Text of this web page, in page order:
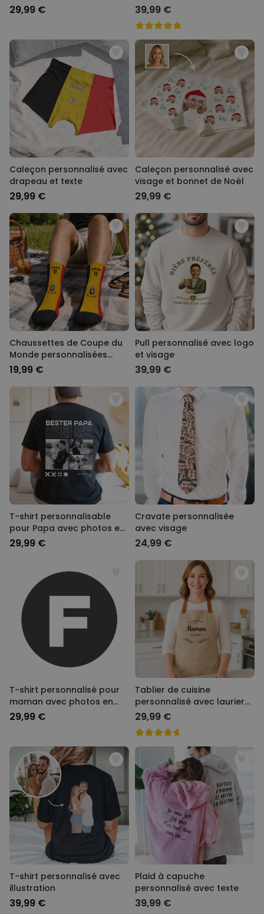
29,99 € 39,99 €
Caleçon personnalisé avec
drapeau et texte
29,99 €
Caleçon personnalisé avec
visage et bonnet de Noël
29,99 €
Chaussettes de Coupe du
Monde personnalisées
avec texte
19,99 €
Pull personnalisé avec logo
et visage
39,99 €
T-shirt personnalisable
pour Papa avec photos en
noir et blanc et texte
29,99 €
Cravate personnalisée
avec visage
24,99 €
T-shirt personnalisé pour
maman avec photos en
noir et blanc et texte
29,99 €
Tablier de cuisine
personnalisé avec laurier
et texte
29,99 €
T-shirt personnalisé avec
illustration
39,99 €
Plaid à capuche
personnalisé avec texte
39,99 €